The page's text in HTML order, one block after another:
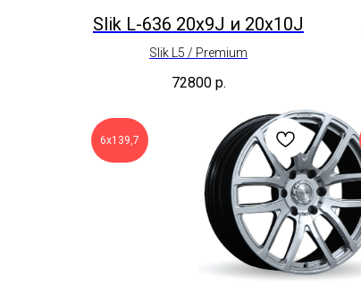
Slik L-636 20x9J и 20x10J
Slik L5 / Premium
72800 р.
6х139,7